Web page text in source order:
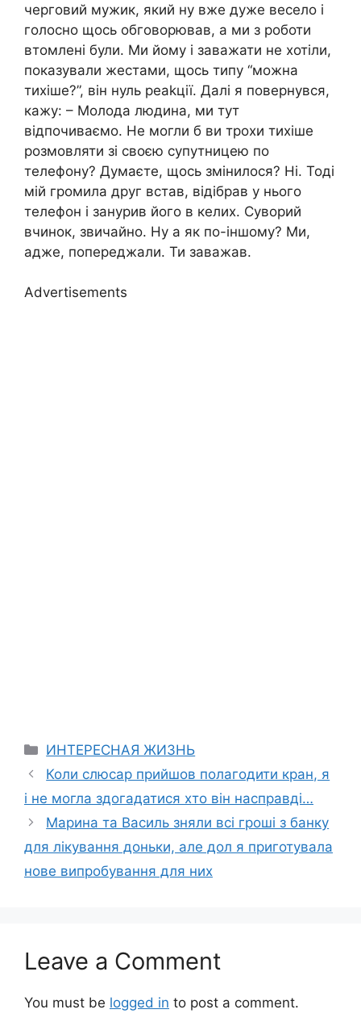
черговий мужик, який ну вже дуже весело і
голосно щось обговорював, а ми з роботи
втомлені були. Ми йому і заважати не хотіли,
показували жестами, щось типу “можна
тихіше?”, він нуль реаkції. Далі я повернувся,
кажу: – Молода людина, ми тут
відпочиваємо. Не могли б ви трохи тихіше
розмовляти зі своєю супутницею по
телефону? Думаєте, щось змінилося? Ні. Тоді
мій громила друг встав, відібрав у нього
телефон і занурив його в келих. Суворий
вчинок, звичайно. Ну а як по-іншому? Ми,
адже, попереджали. Ти заважав.
Advertisements
Categories
ИНТЕРЕСНАЯ ЖИЗНЬ
Коли слюсар прийшов полагодити кран, я
і не могла здогадатися хто він насправді…
Марина та Василь зняли всі гроші з банку
для лікування доньки, але дол я приготувала
нове випробування для них
Leave a Comment
You must be logged in to post a comment.